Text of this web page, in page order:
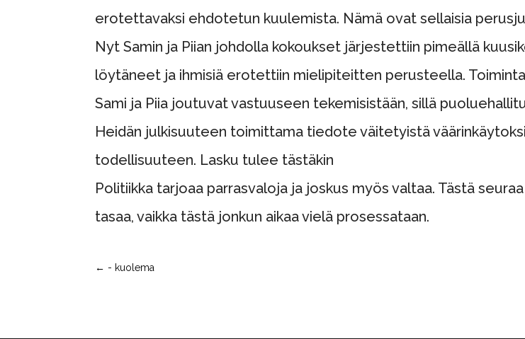
erotettavaksi ehdotetun kuulemista. Nämä ovat sellaisia
Nyt Samin ja Piian johdolla kokoukset järjestettiin pimeällä
löytäneet ja ihmisiä erotettiin mielipiteitten perusteella.
Sami ja Piia joutuvat vastuuseen tekemisistään, sillä
Heidän julkisuuteen toimittama tiedote väitetyistä
todellisuuteen. Lasku tulee tästäkin
Politiikka tarjoaa parrasvaloja ja joskus myös valtaa. Tästä
tasaa, vaikka tästä jonkun aikaa vielä prosessataan.
← - kuolema